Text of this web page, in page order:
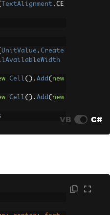
TextAlignment . CE
UnitValue . Create
Cell(). Add ( new
Cell(). Add ( new
VB C#